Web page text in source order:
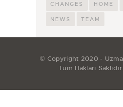
CHANGES HOME
NEWS TEAM
© Copyright 2020 -
Tüm Hakları Saklıdır.